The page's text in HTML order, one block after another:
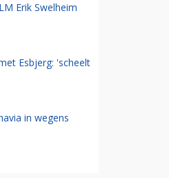
Erik Swelheim
Esbjerg: 'scheelt
in wegens